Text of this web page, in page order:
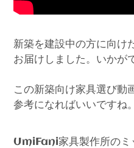
新築を建設中の方に向け
お届けしました。いかが
この新築向け家具選び動
参考になればいいですね。
UmiFani家具製作所の